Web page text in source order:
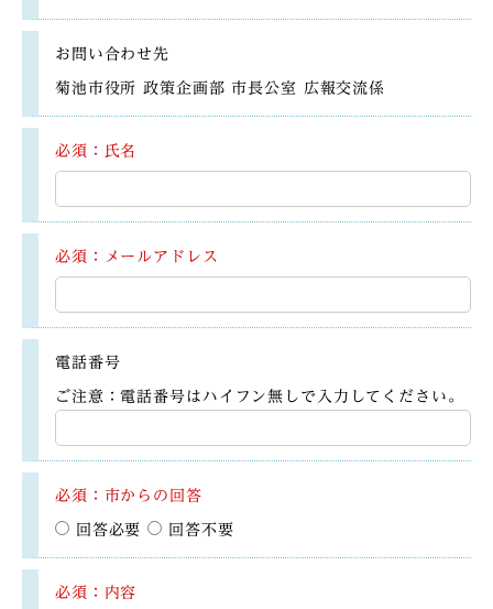
お問い合わせ先
菊池市役所 政策企画部 市長公室 広報交流係
必須：氏名
必須：メールアドレス
電話番号
ご注意：電話番号はハイフン無しで入力してください。
必須：市からの回答
回答必要 回答不要
必須：内容